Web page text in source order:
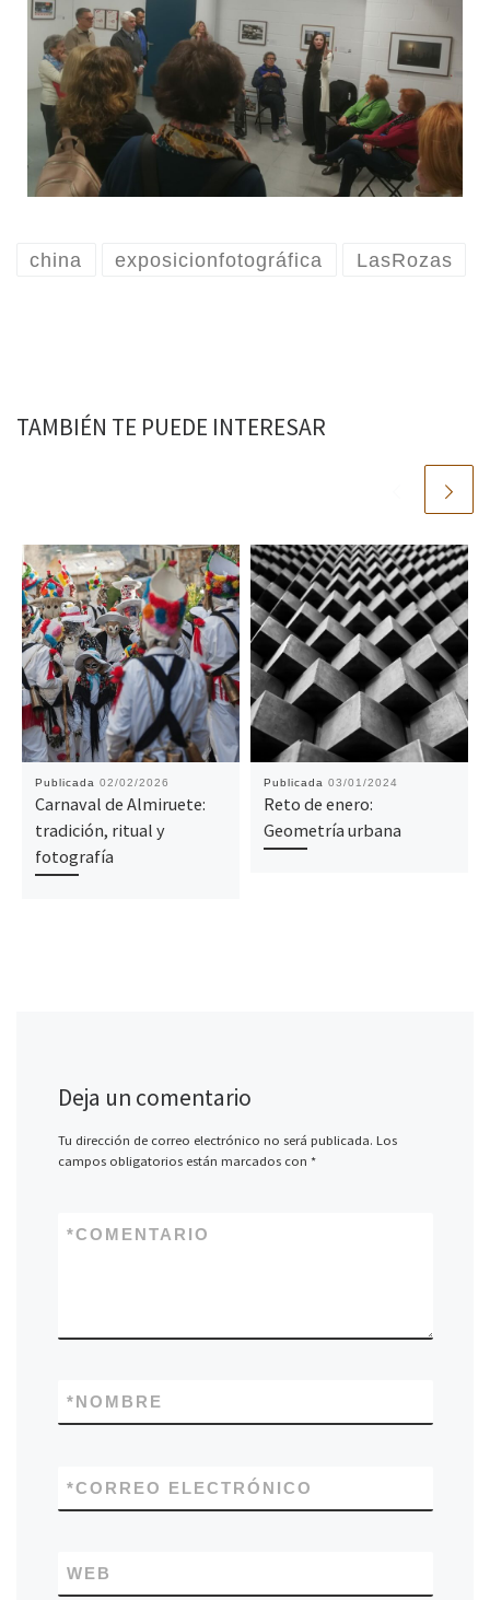
china exposicionfotográfica LasRozas
TAMBIÉN TE PUEDE INTERESAR
Publicada 02/02/2026
Carnaval de Almiruete:
tradición, ritual y
fotografía
Publicada 03/01/2024
Reto de enero:
Geometría urbana
Deja un comentario
Tu dirección de correo electrónico no será publicada. Los
campos obligatorios están marcados con *
COMENTARIO
*
NOMBRE
*
CORREO ELECTRÓNICO
*
WEB